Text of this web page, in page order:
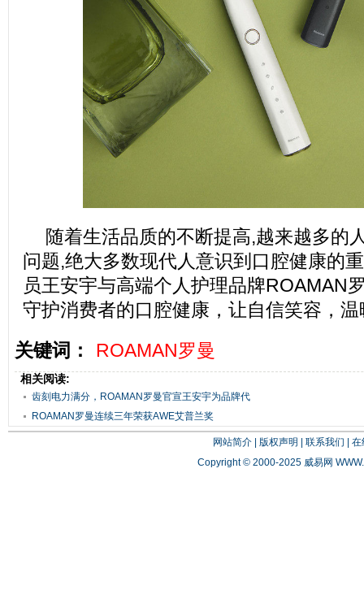
随着生活品质的不断提高,越来越多的
问题,绝大多数现代人意识到口腔健康的
员王安宇与高端个人护理品牌ROAMAN
守护消费者的口腔健康，让自信笑容，
关键词：
ROAMAN罗曼
相关阅读:
齿刻电力满分，ROAMAN罗曼官宣王安宇为品牌代
言人
ROAMAN罗曼连续三年荣获AWE艾普兰奖
网站简介| 版权声明 联系我们
在
Copyright © 2000-2025 威易网 WWW.